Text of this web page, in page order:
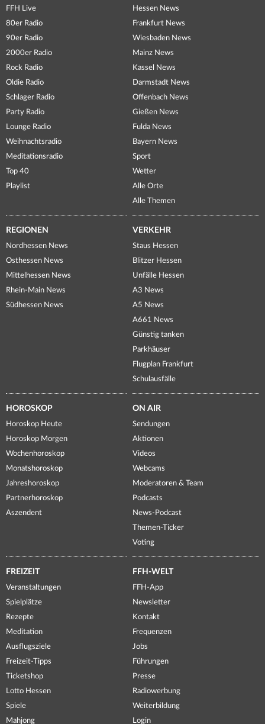
FFH Live
80er Radio
90er Radio
2000er Radio
Rock Radio
Oldie Radio
Schlager Radio
Party Radio
Lounge Radio
Weihnachtsradio
Meditationsradio
Top 40
Playlist
Hessen News
Frankfurt News
Wiesbaden News
Mainz News
Kassel News
Darmstadt News
Offenbach News
Gießen News
Fulda News
Bayern News
Sport
Wetter
Alle Orte
Alle Themen
REGIONEN
Nordhessen News
Osthessen News
Mittelhessen News
Rhein-Main News
Südhessen News
VERKEHR
Staus Hessen
Blitzer Hessen
Unfälle Hessen
A3 News
A5 News
A661 News
Günstig tanken
Parkhäuser
Flugplan Frankfurt
Schulausfälle
HOROSKOP
Horoskop Heute
Horoskop Morgen
Wochenhoroskop
Monatshoroskop
Jahreshoroskop
Partnerhoroskop
Aszendent
ON AIR
Sendungen
Aktionen
Videos
Webcams
Moderatoren & Team
Podcasts
News-Podcast
Themen-Ticker
Voting
FREIZEIT
Veranstaltungen
Spielplätze
Rezepte
Meditation
Ausflugsziele
Freizeit-Tipps
Ticketshop
Lotto Hessen
Spiele
Mahjong
FFH-WELT
FFH-App
Newsletter
Kontakt
Frequenzen
Jobs
Führungen
Presse
Radiowerbung
Weiterbildung
Login